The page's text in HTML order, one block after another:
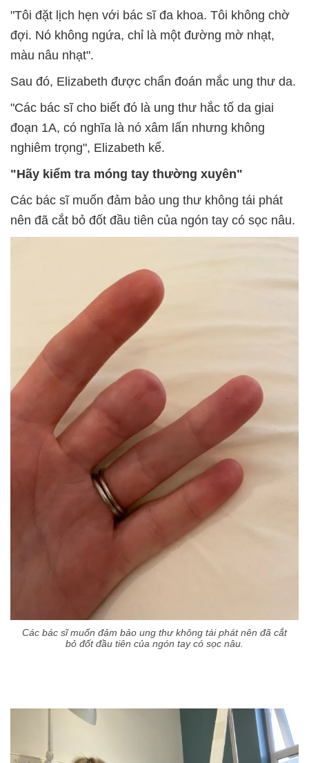
"Tôi đặt lịch hẹn với bác sĩ đa khoa. Tôi không chờ
đợi. Nó không ngứa, chỉ là một đường mờ nhạt,
màu nâu nhạt".
Sau đó, Elizabeth được chẩn đoán mắc ung thư da.
"Các bác sĩ cho biết đó là ung thư hắc tố da giai
đoạn 1A, có nghĩa là nó xâm lấn nhưng không
nghiêm trọng", Elizabeth kể.
"Hãy kiểm tra móng tay thường xuyên"
Các bác sĩ muốn đảm bảo ung thư không tái phát
nên đã cắt bỏ đốt đầu tiên của ngón tay có sọc nâu.
Các bác sĩ muốn đảm bảo ung thư không tái phát nên đã cắt
bỏ đốt đầu tiên của ngón tay có sọc nâu.